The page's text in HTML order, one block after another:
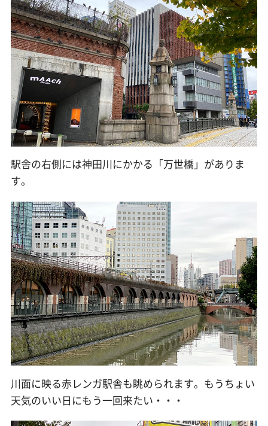
駅舎の右側には神田川にかかる「万世橋」がありま
す。
川面に映る赤レンガ駅舎も眺められます。もうちょい
天気のいい日にもう一回来たい・・・